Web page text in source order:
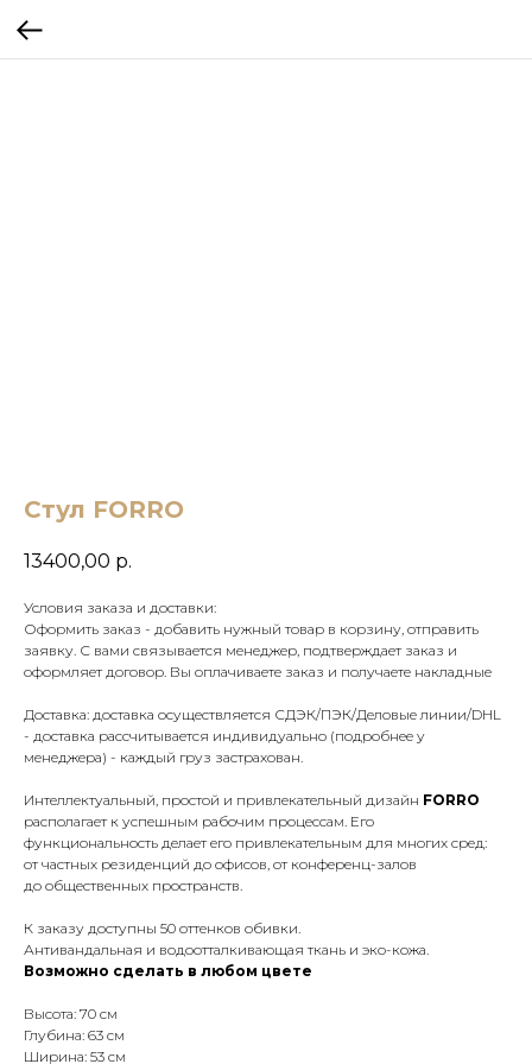
Стул FORRO
13400,00 р.
Условия заказа и доставки:
Оформить заказ - добавить нужный товар в корзину, отправить
заявку. С вами связывается менеджер, подтверждает заказ и
оформляет договор. Вы оплачиваете заказ и получаете накладные
Доставка: доставка осуществляется СДЭК/ПЭК/Деловые линии/DHL
- доставка рассчитывается индивидуально (подробнее у
менеджера) - каждый груз застрахован.
Интеллектуальный, простой и привлекательный дизайн FORRO
располагает к успешным рабочим процессам. Его
функциональность делает его привлекательным для многих сред:
от частных резиденций до офисов, от конференц-залов
до общественных пространств.
К заказу доступны 50 оттенков обивки.
Антивандальная и водоотталкивающая ткань и эко-кожа.
Возможно сделать в любом цвете
Высота: 70 см
Глубина: 63 см
Ширина: 53 см